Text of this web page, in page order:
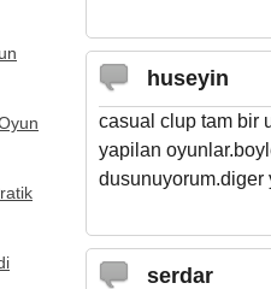
huseyin
casual clup tam bir
yapilan
dusunuyorum.diger
serdar